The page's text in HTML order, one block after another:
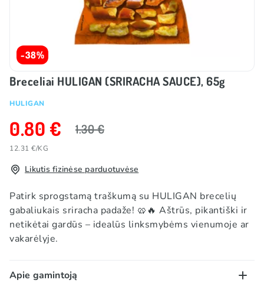
-38%
Breceliai HULIGAN (SRIRACHA SAUCE), 65g
HULIGAN
0.80 € 1.30 €
12.31 €/KG
Likutis fizinėse parduotuvėse
Patirk sprogstamą traškumą su HULIGAN brecelių
gabaliukais sriracha padaže! 🥨🔥 Aštrūs, pikantiški ir
netikėtai gardūs – idealūs linksmybėms vienumoje ar
vakarėlyje.
Apie gamintoją